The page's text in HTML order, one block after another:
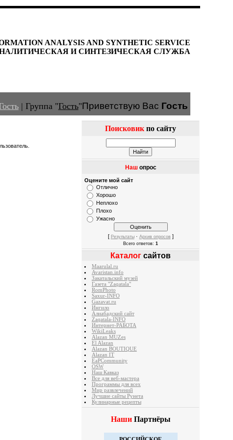
ANALYSIS AND SYNTHETIC SERVICE
И СИНТЕЗИЧЕСКАЯ СЛУЖБА
| Группа"Гость"Приветствую Вас Гость
Поисковикпо сайту
Нашопрос
Оцените мой сайт
Отлично
Хорошо
Неплохо
Плохо
Ужасно
[ Результаты· Архив опросов]
Всего ответов:1
Каталогсайтов
Maarulal.ru
Avaristan.info
Закатальский музей
Газета "Zaqatala"
RomPhoto
Saxur-INFO
Gazavat.ru
Ингило
Алиабадский сайт
Zaqatala-INFO
Интернет-РАБОТА
WikiLeaks
Alazan MUZes
El Alazan
Alazan BOUTIQUE
Alazan IT
EaPCommunity
OSW
Наш Кавказ
Все для веб-мастера
Программы для всех
Мир развлечений
Лучшие сайты Рунета
Кулинарные рецепты
НашиПартнёры